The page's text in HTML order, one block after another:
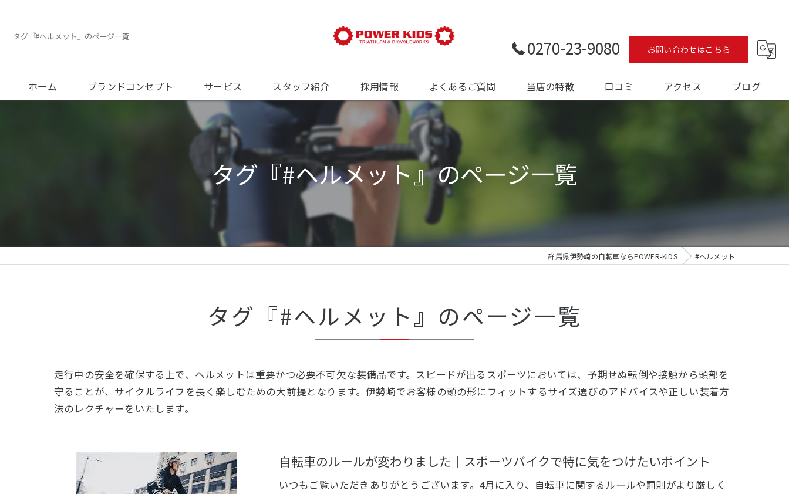
タグ『#ヘルメット』のページ一覧
0270-23-9080 お問い合わせはこちら
ホーム ブランドコンセプト サービス
メンテナンスについて
オーバーホールについて
フィッティングについて
スタッフ紹介 採用情報 よくあるご質問 当店の特徴
フィッティング
口コミ アクセス ブログ
タグ『#ヘルメット』のページ一覧
群馬県伊勢崎の自転車ならPOWER-KIDS #ヘルメット
タグ『#ヘルメット』のページ一覧
走行中の安全を確保する上で、ヘルメットは重要かつ必要不可欠な装備品です。スピードが出るスポーツにおいては、予期せぬ転倒や接触から頭部を
守ることが、サイクルライフを長く楽しむための大前提となります。伊勢崎でお客様の頭の形にフィットするサイズ選びのアドバイスや正しい装着方
法のレクチャーをいたします。
自転車のルールが変わりました｜スポーツバイクで特に気をつけたいポイント
いつもご覧いただきありがとうございます。4月に入り、自転車に関するルールや罰則がより厳しく